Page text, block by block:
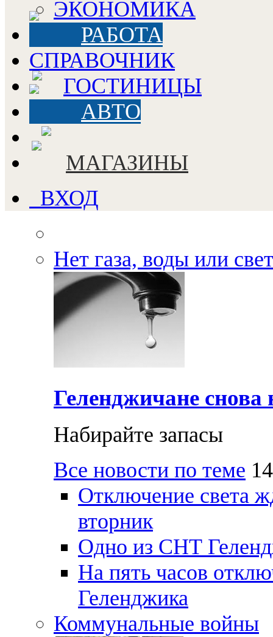
ЭКОНОМИКА
РАБОТА
СПРАВОЧНИК
ГОСТИНИЦЫ
АВТО
МАГАЗИНЫ
ВХОД
Нет газа, воды или
Геленджичане снова
Набирайте запасы
Все новости по теме
Отключение света
вторник
Одно из СНТ
На пять часов
Геленджика
Коммунальные войны